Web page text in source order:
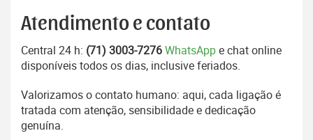
Atendimento e contato
Central 24 h: (71) 3003-7276WhatsAppe chat online
disponíveis todos os dias, inclusive feriados.
Valorizamos o contato humano: aqui, cada ligação é
tratada com atenção, sensibilidade e dedicação
genuína.